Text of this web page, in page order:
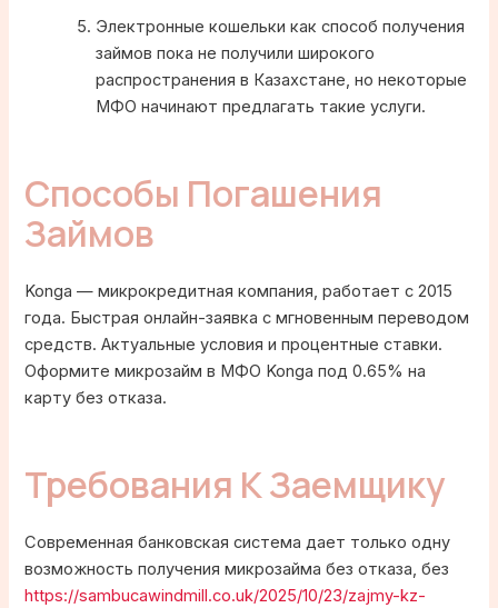
Электронные кошельки как способ получения
займов пока не получили широкого
распространения в Казахстане, но некоторые
МФО начинают предлагать такие услуги.
Способы Погашения
Займов
Konga — микрокредитная компания, работает с 2015
года. Быстрая онлайн-заявка с мгновенным переводом
средств. Актуальные условия и процентные ставки.
Оформите микрозайм в МФО Konga под 0.65% на
карту без отказа.
Требования К Заемщику
Современная банковская система дает только одну
возможность получения микрозайма без отказа, без
https://sambucawindmill.co.uk/2025/10/23/zajmy-kz-